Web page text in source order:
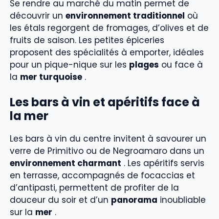
Se rendre au marché du matin permet de
découvrir un environnement traditionnel où
les étals regorgent de fromages, d’olives et de
fruits de saison. Les petites épiceries
proposent des spécialités à emporter, idéales
pour un pique-nique sur les plages ou face à
la mer turquoise .
Les bars à vin et apéritifs face à
la mer
Les bars à vin du centre invitent à savourer un
verre de Primitivo ou de Negroamaro dans un
environnement charmant . Les apéritifs servis
en terrasse, accompagnés de focaccias et
d’antipasti, permettent de profiter de la
douceur du soir et d’un panorama inoubliable
sur la mer .